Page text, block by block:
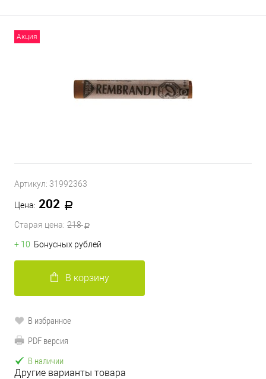
Акция
Артикул: 31992363
Цена: 202
Старая цена: 218
+ 10 Бонусных рублей
В корзину
В избранное
PDF версия
В наличии
Другие варианты товара